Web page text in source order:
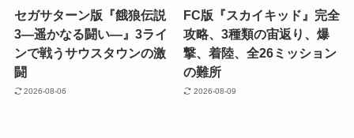
セガサターン版『餓狼伝説
3―遥かなる闘い―』3ライ
ンで戦うサウスタウンの激
闘
2026-08-06
FC版『スカイキッド』完全
攻略、3種類の宙返り、爆
撃、着陸、全26ミッション
の難所
2026-08-09